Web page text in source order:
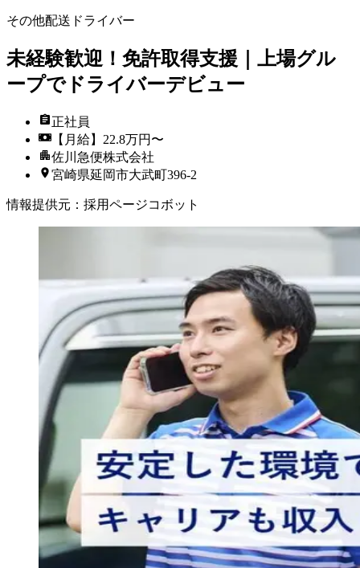
その他配送ドライバー
未経験歓迎！免許取得支援｜上場グル
ープでドライバーデビュー
正社員
【月給】22.8万円〜
佐川急便株式会社
宮崎県延岡市大武町396-2
情報提供元 ： 採用ページコボット